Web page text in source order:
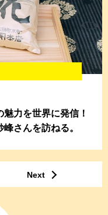
力を世界に発信！
さんを訪ねる。
Next